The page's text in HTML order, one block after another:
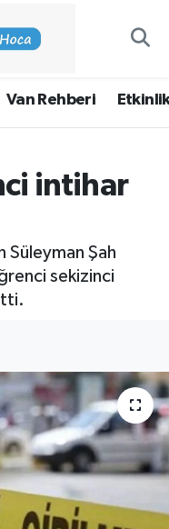
Van Rehberi
intihar
Süleyman Şah
sekizinci